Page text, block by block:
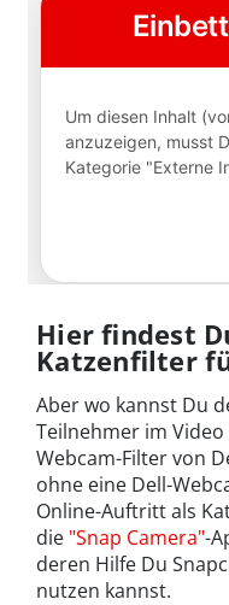
Hier findest
Katzenfilter
Aber wo kannst Du
Teilnehmer im
Webcam-Filter von
ohne eine Dell-
Online-Auftritt als
die "Snap Camera"-
deren Hilfe Du
nutzen kannst.